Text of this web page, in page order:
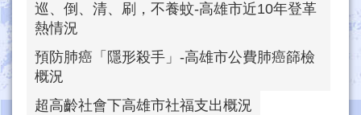
巡、倒、清、刷，不養蚊-高雄市近10年登革
熱情況
預防肺癌「隱形殺手」-高雄市公費肺癌篩檢
概況
超高齡社會下高雄市社福支出概況